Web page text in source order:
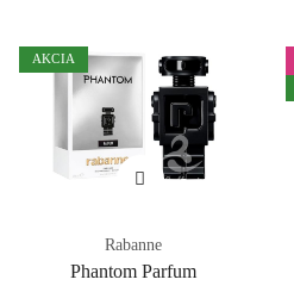
AKCIA
Rabanne
Phantom Parfum